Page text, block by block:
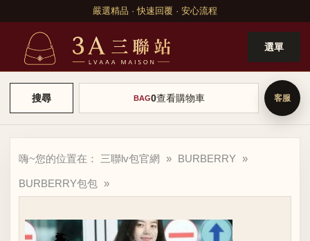
嚴選精品 · 快速回覆 · 安心流程
選單
搜尋 BAG0查看購物車
嗨~您的位置在： 三聯lv包官網 » BURBERRY »
BURBERRY包包 »